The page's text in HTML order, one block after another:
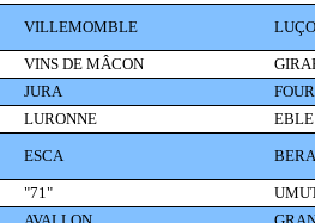
VILLEMOMBLE
VINS DE MÂCON
JURA
LURONNE
ESCA
"71"